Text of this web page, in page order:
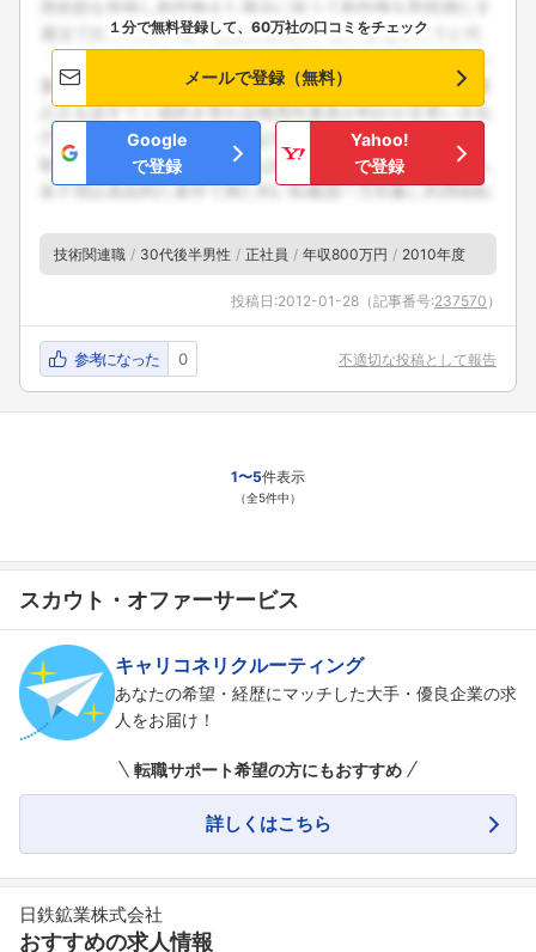
フォローしました
１分で無料登録して、60万社の口コミをチェック
メールで登録（無料）
Google
で登録
Yahoo!
で登録
技術関連職 30代後半男性 正社員 年収800万円 2010年度
投稿日:2012-01-28 （記事番号:237570 ）
参考になった 0 不適切な投稿として報告
1〜5件表示
（全5件中）
スカウト・オファーサービス
キャリコネリクルーティング
あなたの希望・経歴にマッチした大手・優良企業の求
人をお届け！
転職サポート希望の方にもおすすめ
詳しくはこちら
日鉄鉱業株式会社
おすすめの求人情報